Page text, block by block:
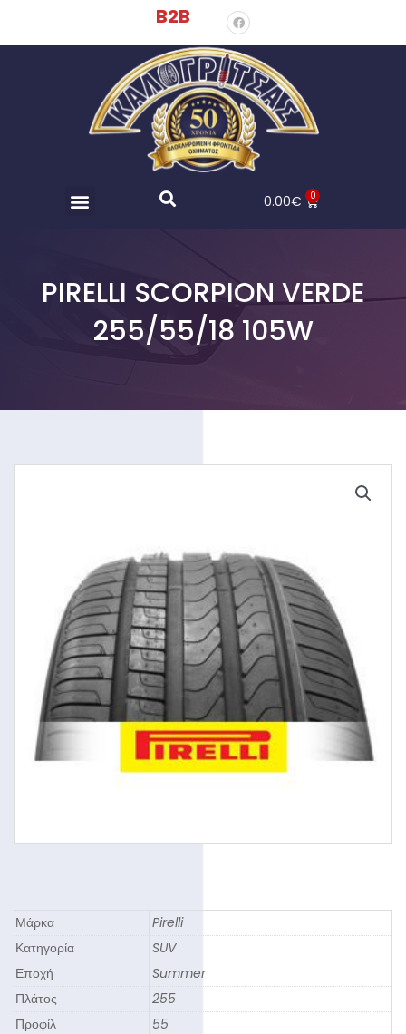
B2B
0.00€ 0
PIRELLI SCORPION VERDE
255/55/18 105W
Μάρκα
Pirelli
Κατηγορία
SUV
Εποχή
Summer
Πλάτος
255
Προφίλ
55